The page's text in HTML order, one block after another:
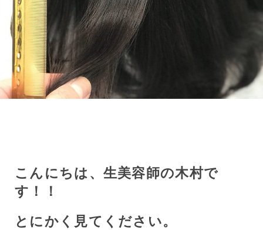
こんにちは、生美容師の木村で
す！！
とにかく見てください。